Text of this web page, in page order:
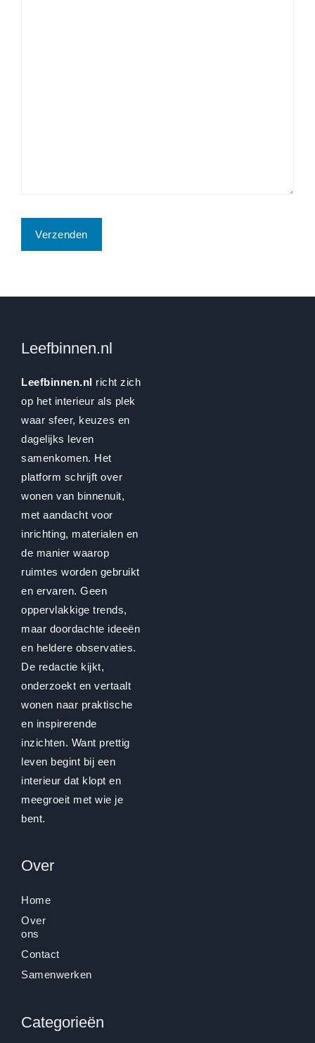
Leefbinnen.nl
Leefbinnen.nl richt zich
op het interieur als plek
waar sfeer, keuzes en
dagelijks leven
samenkomen. Het
platform schrijft over
wonen van binnenuit,
met aandacht voor
inrichting, materialen en
de manier waarop
ruimtes worden gebruikt
en ervaren. Geen
oppervlakkige trends,
maar doordachte ideeën
en heldere observaties.
De redactie kijkt,
onderzoekt en vertaalt
wonen naar praktische
en inspirerende
inzichten. Want prettig
leven begint bij een
interieur dat klopt en
meegroeit met wie je
bent.
Over
Home
Over
ons
Contact
Samenwerken
Categorieën